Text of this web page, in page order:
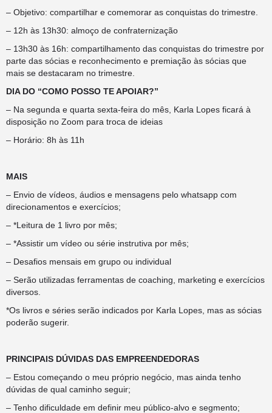
– Objetivo: compartilhar e comemorar as conquistas do trimestre.
– 12h às 13h30: almoço de confraternização
– 13h30 às 16h: compartilhamento das conquistas do trimestre por
parte das sócias e reconhecimento e premiação às sócias que
mais se destacaram no trimestre.
DIA DO “COMO POSSO TE APOIAR?”
– Na segunda e quarta sexta-feira do mês, Karla Lopes ficará à
disposição no Zoom para troca de ideias
– Horário: 8h às 11h
MAIS
– Envio de vídeos, áudios e mensagens pelo whatsapp com
direcionamentos e exercícios;
– *Leitura de 1 livro por mês;
– *Assistir um vídeo ou série instrutiva por mês;
– Desafios mensais em grupo ou individual
– Serão utilizadas ferramentas de coaching, marketing e exercícios
diversos.
*Os livros e séries serão indicados por Karla Lopes, mas as sócias
poderão sugerir.
PRINCIPAIS DÚVIDAS DAS EMPREENDEDORAS
– Estou começando o meu próprio negócio, mas ainda tenho
dúvidas de qual caminho seguir;
– Tenho dificuldade em definir meu público-alvo e segmento;